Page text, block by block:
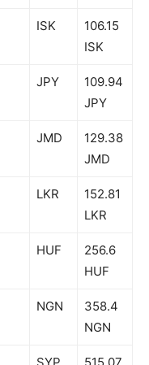
ISK
106.15
ISK
JPY
109.94
JPY
JMD
129.38
JMD
LKR
152.81
LKR
HUF
256.6
HUF
NGN
358.4
NGN